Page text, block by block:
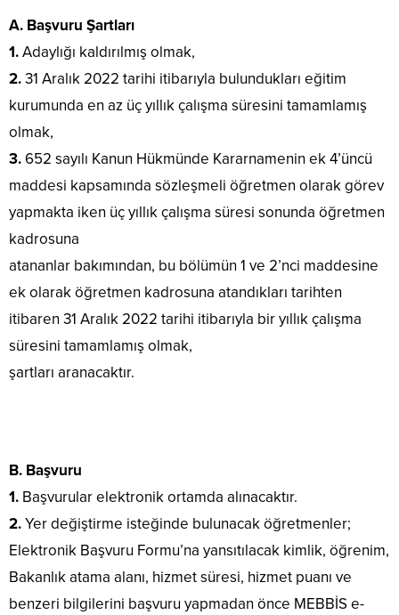
A. Başvuru Şartları
1.Adaylığı kaldırılmış olmak,
2.31 Aralık 2022 tarihi itibarıyla bulundukları eğitim
kurumunda en az üç yıllık çalışma süresini tamamlamış
olmak,
3.652 sayılı Kanun Hükmünde Kararnamenin ek 4’üncü
maddesi kapsamında sözleşmeli öğretmen olarak görev
yapmakta iken üç yıllık çalışma süresi sonunda öğretmen
kadrosuna
atananlar bakımından, bu bölümün 1 ve 2’nci maddesine
ek olarak öğretmen kadrosuna atandıkları tarihten
itibaren 31 Aralık 2022 tarihi itibarıyla bir yıllık çalışma
süresini tamamlamış olmak,
şartları aranacaktır.
B. Başvuru
1. Başvurular elektronik ortamda alınacaktır.
2.Yer değiştirme isteğinde bulunacak öğretmenler;
Elektronik Başvuru Formu’na yansıtılacak kimlik, öğrenim,
Bakanlık atama alanı, hizmet süresi, hizmet puanı ve
benzeri bilgilerini başvuru yapmadan önce MEBBİS e-